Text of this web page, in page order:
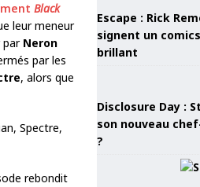
Black
leur meneur
par Neron
par les
, alors que
Spectre,
rebondit
Escape : Rick
signent un
brillant
Disclosure Day :
son nouveau
?